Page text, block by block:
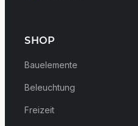
SHOP
Bauelemente
Beleuchtung
Freizeit